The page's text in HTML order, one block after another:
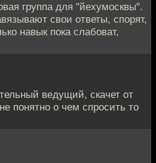
группа для "йехумосквы".
свои ответы, спорят,
навык пока слабоват,
ведущий, скачет от
понятно о чем спросить то